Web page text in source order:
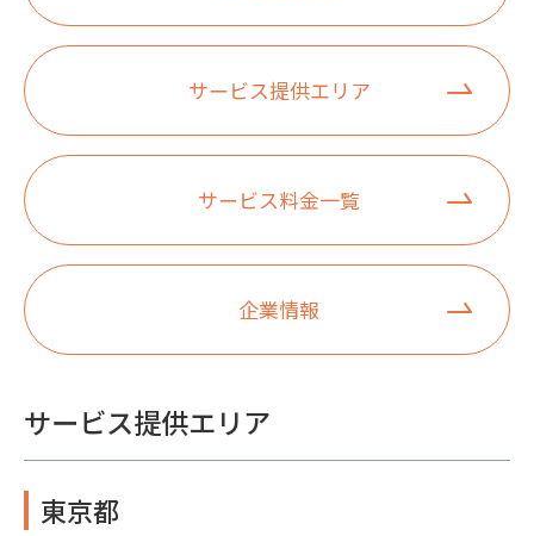
サービス提供エリア
サービス料金一覧
企業情報
サービス提供エリア
東京都